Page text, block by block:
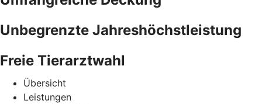
Unbegrenzte Jahreshöchstleistung
Freie Tierarztwahl
Übersicht
Leistungen